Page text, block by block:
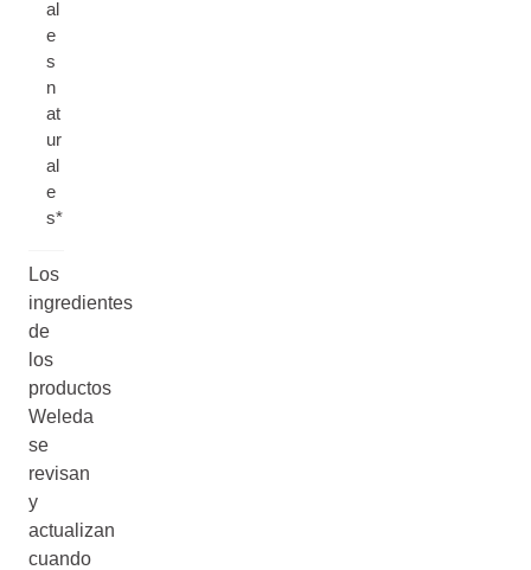
al
e
s
n
at
ur
al
e
s*
Los
ingredientes
de
los
productos
Weleda
se
revisan
y
actualizan
cuando